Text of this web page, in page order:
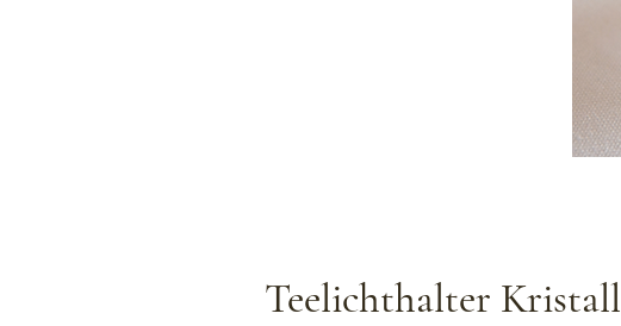
Teelichthalter Kristall